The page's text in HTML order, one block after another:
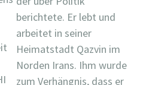
berichtete. Er lebt und
arbeitet in seiner
Heimatstadt Qazvin im
Norden Irans. Ihm wurde
zum Verhängnis, dass er